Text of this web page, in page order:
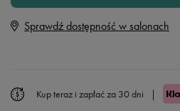
M
XL Powiadom o dostępności
Sprawdź dostępność w salonach
Kup teraz i zapłać za 30 dni |